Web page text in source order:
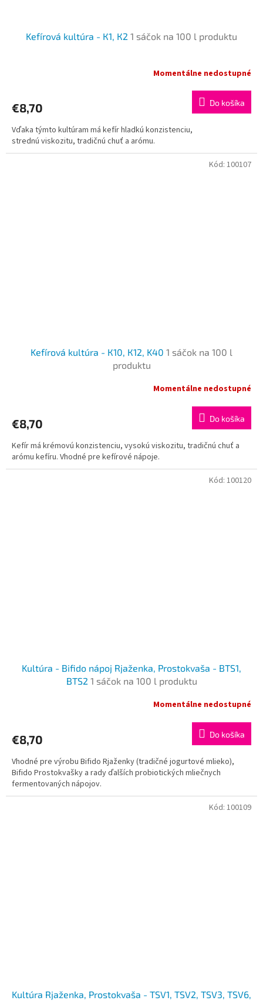
Kefírová kultúra - К1, К2 1 sáčok na 100 l produktu
Momentálne nedostupné
€8,70 Do košíka
Vďaka týmto kultúram má kefír hladkú konzistenciu,
strednú viskozitu, tradičnú chuť a arómu.
Kefírová kultúra - К10, К12, K40 1 sáčok na 100 l
produktu
Momentálne nedostupné
€8,70 Do košíka
Kefír má krémovú konzistenciu, vysokú viskozitu, tradičnú chuť a
arómu kefíru. Vhodné pre kefírové nápoje.
Kód: 100107
Kultúra - Bifido nápoj Rjaženka, Prostokvaša - ВTS1,
ВTS2 1 sáčok na 100 l produktu
Momentálne nedostupné
€8,70 Do košíka
Vhodné pre výrobu Bifido Rjaženky (tradičné jogurtové mlieko),
Bifido Prostokvašky a rady ďalších probiotických mliečnych
fermentovaných nápojov.
Kód: 100120
Kultúra Rjaženka, Prostokvaša - TSV1, TSV2, TSV3, TSV6,
Kód: 100109